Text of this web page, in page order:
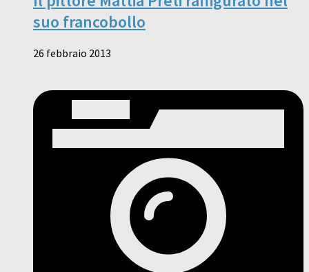
suo francobollo
26 febbraio 2013